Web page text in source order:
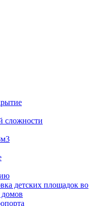
сложности
детских площадок во